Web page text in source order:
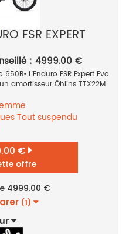
FSR EXPERT
: 4999.00 €
L'Enduro FSR Expert Evo
amortisseur Öhlins TTX22M
Tout suspendu
€
offre
4999.00 €
(1)